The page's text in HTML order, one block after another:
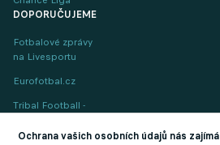
DOPORUČUJEME
Fotbalové zprávy
na Livesportu
Eurofotbal.cz
Tribal Football -
(EN)
Ochrana vašich osobních údajů nás zajímá